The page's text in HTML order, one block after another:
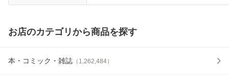
お店のカテゴリから商品を探す
本・コミック・雑誌 （ 1,262,484）